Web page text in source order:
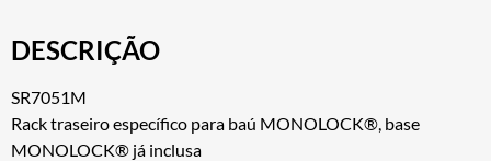
DESCRIÇÃO
SR7051M
Rack traseiro específico para baú MONOLOCK®, base
MONOLOCK® já inclusa